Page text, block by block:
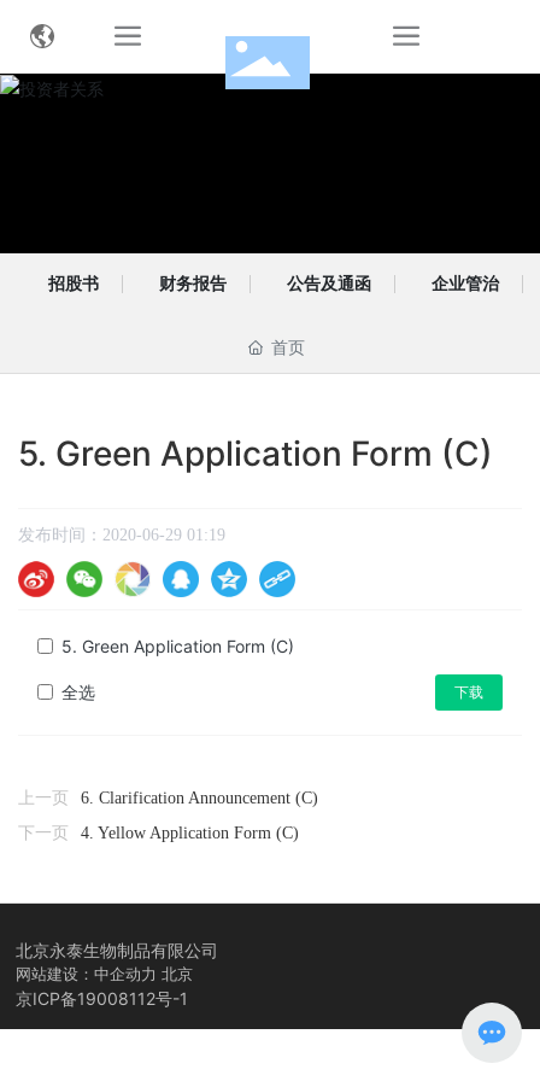
招股书 财务报告 公告及通函 企业管治
首页
5. Green Application Form (C)
发布时间： 2020-06-29 01:19
5. Green Application Form (C)
全选 下载
上一页
6. Clarification Announcement (C)
下一页
4. Yellow Application Form (C)
北京永泰生物制品有限公司
网站建设：中企动力 北京
京ICP备19008112号-1